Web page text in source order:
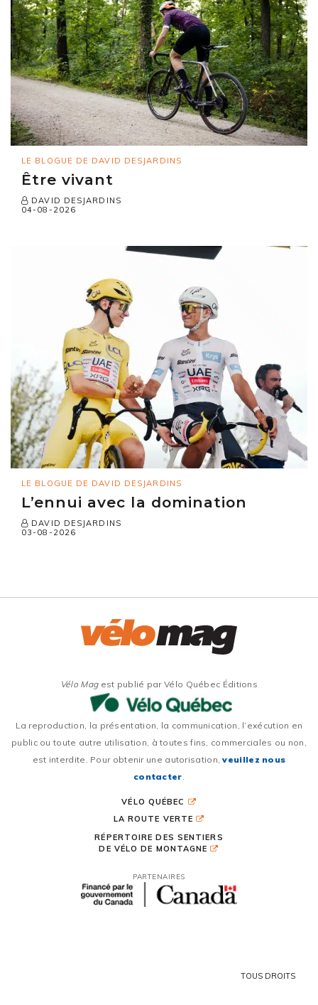
LE BLOGUE DE DAVID DESJARDINS
Être vivant
DAVID DESJARDINS
04-08-2026
LE BLOGUE DE DAVID DESJARDINS
L’ennui avec la domination
DAVID DESJARDINS
03-08-2026
Vélo Magest publié par Vélo Québec Éditions
La reproduction, la présentation, la communication, l’exécution en
public ou toute autre utilisation, à toutes fins, commerciales ou non,
est interdite. Pour obtenir une autorisation,veuillez nous
contacter
VÉLO QUÉBEC
LA ROUTE VERTE
RÉPERTOIRE DES SENTIERS
DE VÉLO DE MONTAGNE
PARTENAIRES
TOUS DROITS